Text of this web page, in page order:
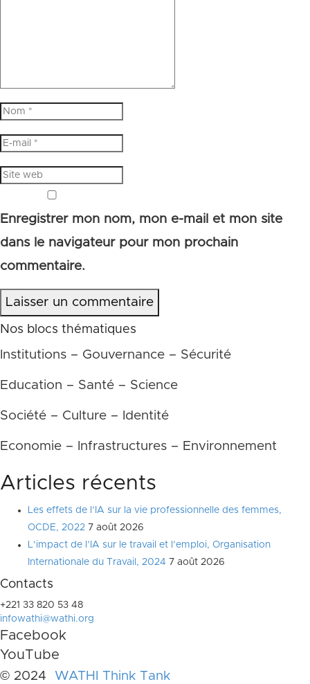
Enregistrer mon nom, mon e-mail et mon site
dans le navigateur pour mon prochain
commentaire.
Laisser un commentaire
Nos blocs thématiques
Institutions – Gouvernance – Sécurité
Education – Santé – Science
Société – Culture – Identité
Economie – Infrastructures – Environnement
Articles récents
Les effets de l’IA sur la vie professionnelle des femmes,
OCDE, 2022 7 août 2026
L’impact de l’IA sur le travail et l’emploi, Organisation
Internationale du Travail, 2024 7 août 2026
Contacts
+221 33 820 53 48
infowathi@wathi.org
Facebook
YouTube
© 2024 WATHI Think Tank